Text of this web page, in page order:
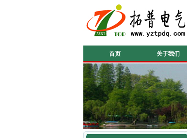
首页 关于我们